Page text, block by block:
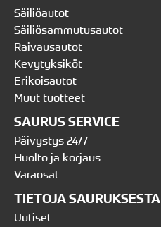
Säiliöautot
Säiliösammutusautot
Raivausautot
Kevytyksiköt
Erikoisautot
Muut tuotteet
SAURUS SERVICE
Päivystys 24/7
Huolto ja korjaus
Varaosat
TIETOJA SAURUKSESTA
Uutiset